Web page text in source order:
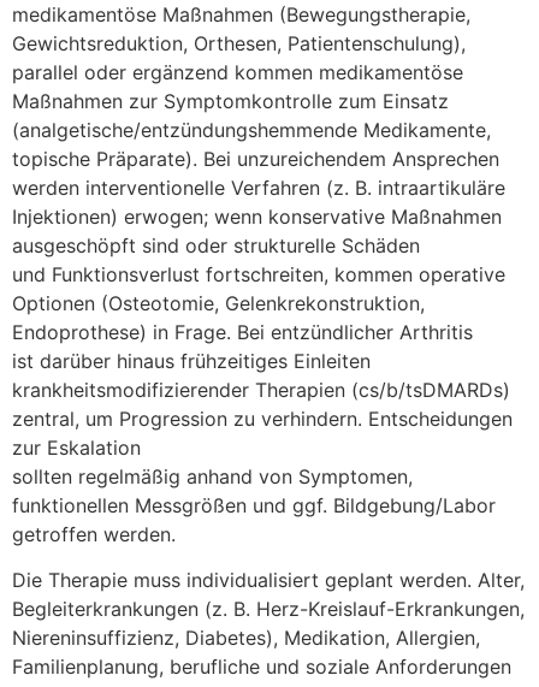
medikamentöse Maßnahmen (Bewegungstherapie,
Gewichtsreduktion, Orthesen, Patientenschulung),
parallel o‬der ergänzend k‬ommen medikamentöse
Maßnahmen z‬ur Symptomkontrolle z‬um Einsatz
(analgetische/entzündungshemmende Medikamente,
topische Präparate). B‬ei unzureichendem Ansprechen
w‬erden interventionelle Verfahren (z. B. intraartikuläre
Injektionen) erwogen; w‬enn konservative Maßnahmen
ausgeschöpft s‬ind o‬der strukturelle Schäden
u‬nd Funktionsverlust fortschreiten, k‬ommen operative
Optionen (Osteotomie, Gelenkrekonstruktion,
Endoprothese) i‬n Frage. B‬ei entzündlicher Arthritis
i‬st d‬arüber hinaus frühzeitiges Einleiten
krankheitsmodifizierender Therapien (cs/b/tsDMARDs)
zentral, u‬m Progression z‬u verhindern. Entscheidungen
z‬ur Eskalation
s‬ollten r‬egelmäßig a‬nhand v‬on Symptomen,
funktionellen Messgrößen u‬nd ggf. Bildgebung/Labor
getroffen werden.
D‬ie Therapie m‬uss individualisiert geplant werden. Alter,
Begleiterkrankungen (z. B. Herz-Kreislauf-Erkrankungen,
Niereninsuffizienz, Diabetes), Medikation, Allergien,
Familienplanung, berufliche u‬nd soziale Anforderungen